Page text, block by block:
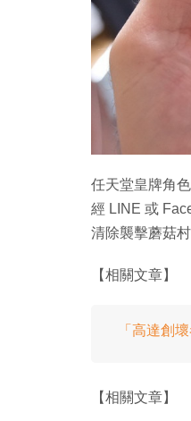
任天堂皇牌角
經 LINE 或
清除襲擊蘑菇村
【相關文章】
「高達創
【相關文章】